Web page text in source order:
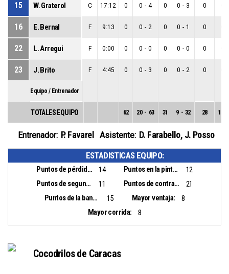
15 W. Graterol C 17:12 0 0 - 4 0 0 - 3 0 0
16 E. Bernal F 9:13 0 0 - 2 0 0 - 1 0 0
22 L. Arregui F 0:00 0 0 - 0 0 0 - 0 0 0
23 J. Brito F 4:45 0 0 - 3 0 0 - 2 0 0
Equipo / Entrenador
TOTALES EQUIPO 62 20 - 63 31 9 - 32 28 11
Entrenador: P. Favarel Asistente: D. Farabello, J. Posso
ESTADISTICAS EQUIPO:
Puntos de pérdidas: 14 Puntos en la pintura:
12
Puntos de segunda oportunidad:
11 Puntos de contra ataque:
21
Puntos de la banca:
15 Mayor ventaja:
8
Mayor corrida:
8
Cocodrilos de Caracas